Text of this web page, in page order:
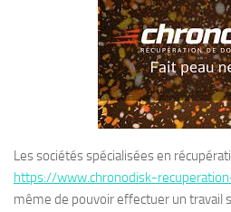
Les sociétés spécialisées en
https://www.chronodisk-
même de pouvoir effectuer un travail